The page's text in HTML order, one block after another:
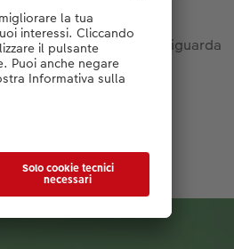
enfatizzano l’aspetto
anche per quanto riguarda